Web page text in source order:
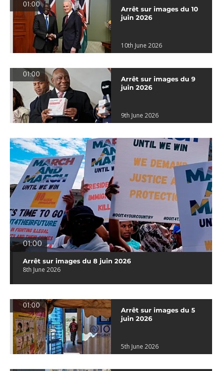
01:00
Arrêt sur images du 10
juin 2026
10th June 2026
01:00
Arrêt sur images du 9
juin 2026
9th June 2026
01:00
Arrêt sur images du 8 juin 2026
8th June 2026
01:00
Arrêt sur images du 5
juin 2026
5th June 2026